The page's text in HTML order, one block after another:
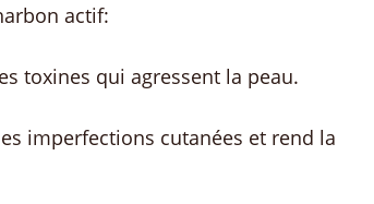
actif:
toxines qui agressent la peau.
imperfections cutanées et rend la